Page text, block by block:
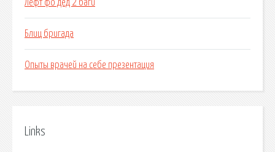
Лефт фо дед 2 баги
Блиц бригада
Опыты врачей на себе презентация
Links